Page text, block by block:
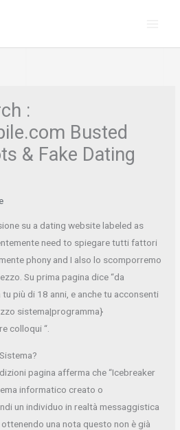
:
Busted
& Fake Dating
su a dating website labeled as
need to spiegare tutti fattori
phony and I also lo scomporremo
Su prima pagina dice “da
più di 18 anni, e anche tu acconsenti
sistema|programma}
colloqui “.
pagina afferma che “Icebreaker
informatico creato o
un individuo in realtà messaggistica
una nota questo non è già